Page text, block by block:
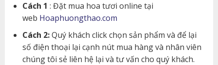
Cách 1 : Đặt mua hoa tươi online tại
web Hoaphuongthao.com
Cách 2:Quý khách click chọn sản phẩm và để lại
số điện thoại lại cạnh nút mua hàng và nhân viên
chúng tôi sẻ liên hệ lại và tư vấn cho quý khách.